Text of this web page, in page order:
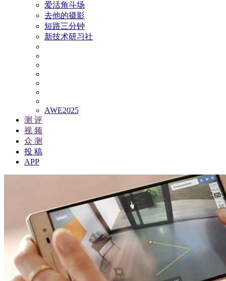
爱活角斗场
去他的摄影
短路三分钟
新技术研习社
AWE2025
测 评
视 频
众 测
投 稿
APP